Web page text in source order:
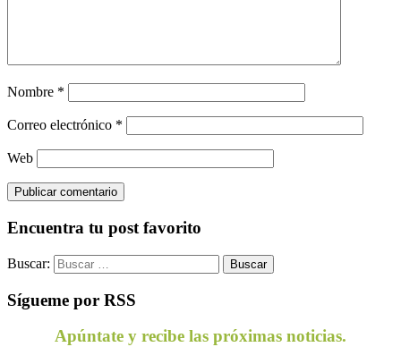
Nombre *
Correo electrónico *
Web
Encuentra tu post favorito
Buscar:
Sígueme por RSS
Apúntate y recibe las próximas noticias.